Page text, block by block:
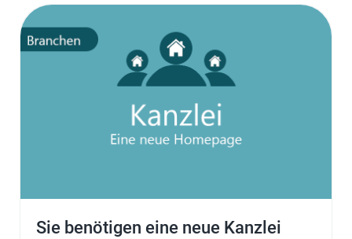
Sie benötigen eine neue Kanzlei